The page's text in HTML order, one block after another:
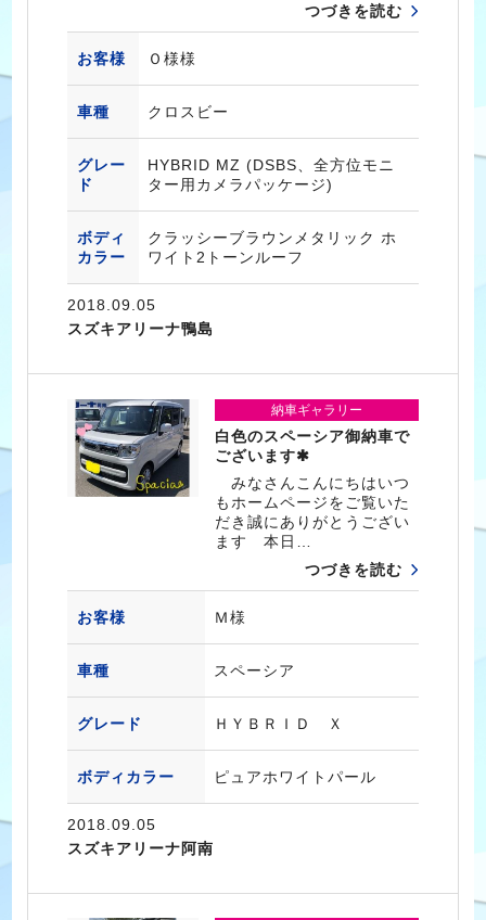
つづきを読む
お客様 Ｏ様様
車種 クロスビー
グレー
ド
HYBRID MZ (DSBS、全方位モニ
ター用カメラパッケージ)
ボディ
カラー
クラッシーブラウンメタリック ホ
ワイト2トーンルーフ
2018.09.05
スズキアリーナ鴨島
納車ギャラリー
白色のスペーシア御納車で
ございます✱
みなさんこんにちはいつ
もホームページをご覧いた
だき誠にありがとうござい
ます 本日…
つづきを読む
お客様 Ｍ様
車種 スペーシア
グレード ＨＹＢＲＩＤ Ｘ
ボディカラー ピュアホワイトパール
2018.09.05
スズキアリーナ阿南